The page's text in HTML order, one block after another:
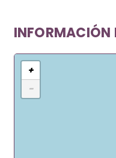
INFORMACIÓN
+
−